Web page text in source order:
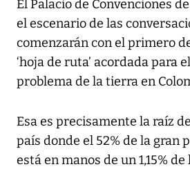
El Palacio de Convenciones
el escenario de las
comenzarán con el primero
‘hoja de ruta’ acordada para
problema de la tierra en
Esa es precisamente la raíz
país donde el 52% de la gran
está en manos de un 1,15%